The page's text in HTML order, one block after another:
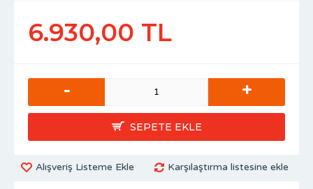
6.930,00 TL
- +
SEPETE EKLE
Alışveriş Listeme Ekle Karşılaştırma listesine ekle